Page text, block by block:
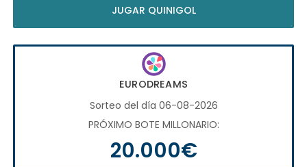
JUGAR QUINIGOL
EURODREAMS
Sorteo del día 06-08-2026
PRÓXIMO BOTE MILLONARIO:
20.000€